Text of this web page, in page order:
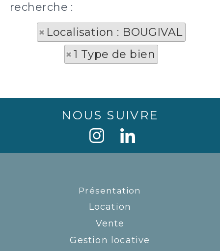
recherche :
Localisation : BOUGIVAL
1 Type de bien
NOUS SUIVRE
Présentation
Location
Vente
Gestion locative